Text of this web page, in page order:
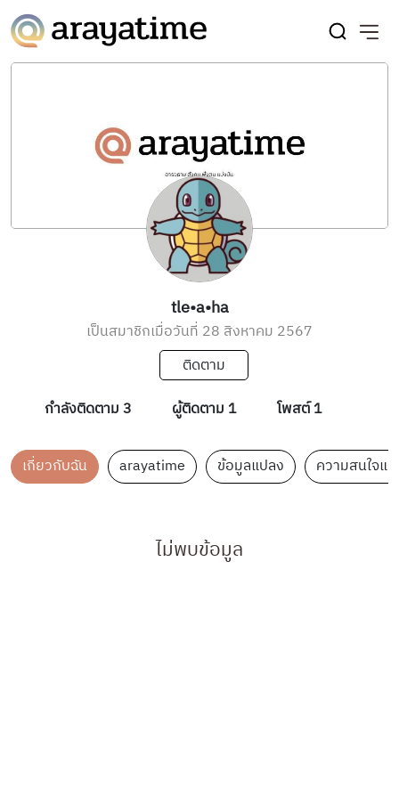
tle•a•ha
เป็นสมาชิกเมื่อวันที่ 28 สิงหาคม 2567
ติดตาม
กำลังติดตาม 3
ผู้ติดตาม 1 โพสต์ 1
เกี่ยวกับฉัน arayatime ข้อมูลแปลง ความสนใจแ
ไม่พบข้อมูล